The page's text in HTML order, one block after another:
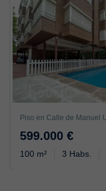
599.000 €
100 m² 3 Habs.